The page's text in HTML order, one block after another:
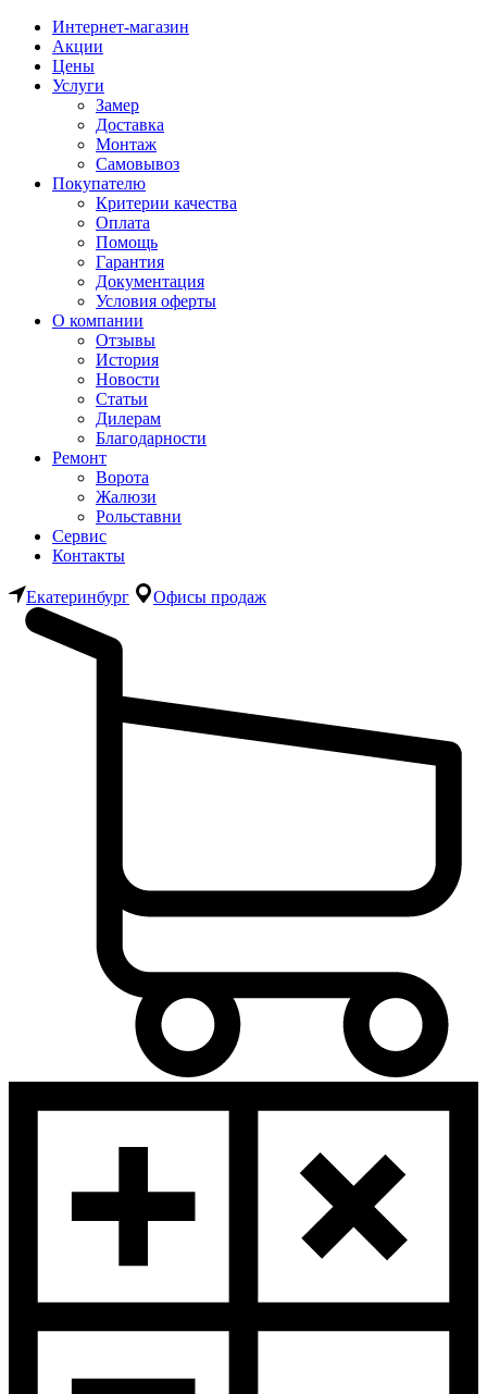
Интернет-магазин
Акции
Цены
Услуги
Замер
Доставка
Монтаж
Самовывоз
Покупателю
Критерии качества
Оплата
Помощь
Гарантия
Документация
Условия оферты
О компании
Отзывы
История
Новости
Статьи
Дилерам
Благодарности
Ремонт
Ворота
Жалюзи
Рольставни
Сервис
Контакты
Екатеринбург Офисы продаж